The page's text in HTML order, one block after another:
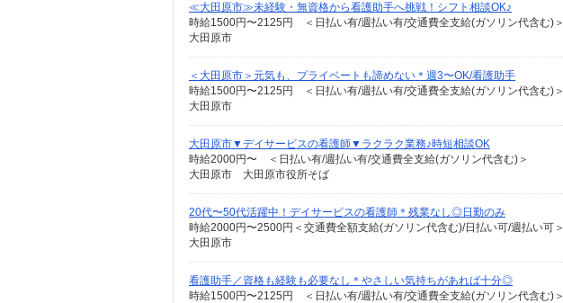
≪大田原市≫未経験・無資格から看護助手へ挑戦！シフト相談OK♪
時給1500円〜2125円 ＜日払い有/週払い有/交通費全支給(ガソリン代含む)＞
大田原市
＜大田原市＞元気も、プライベートも諦めない＊週3〜OK/看護助手
時給1500円〜2125円 ＜日払い有/週払い有/交通費全支給(ガソリン代含む)＞
大田原市
大田原市▼デイサービスの看護師▼ラクラク業務♪時短相談OK
時給2000円〜 ＜日払い有/週払い有/交通費全支給(ガソリン代含む)＞
大田原市 大田原市役所そば
20代〜50代活躍中！デイサービスの看護師＊残業なし◎日勤のみ
時給2000円〜2500円＜交通費全額支給(ガソリン代含む)/日払い可/週払い可＞
大田原市
看護助手／資格も経験も必要なし＊やさしい気持ちがあれば十分◎
時給1500円〜2125円 ＜日払い有/週払い有/交通費全支給(ガソリン代含む)＞